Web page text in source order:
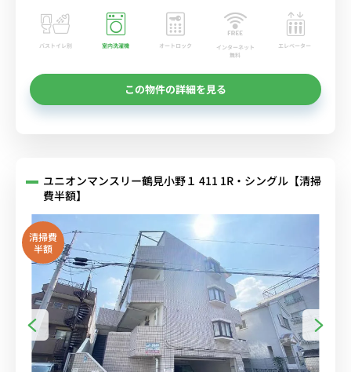
バストイレ別 室内洗濯機 オートロック
インターネット
無料
エレベーター
この物件の詳細を見る
ユニオンマンスリー鶴見小野１ 411 1R・シングル【清掃
費半額】
清掃費
半額